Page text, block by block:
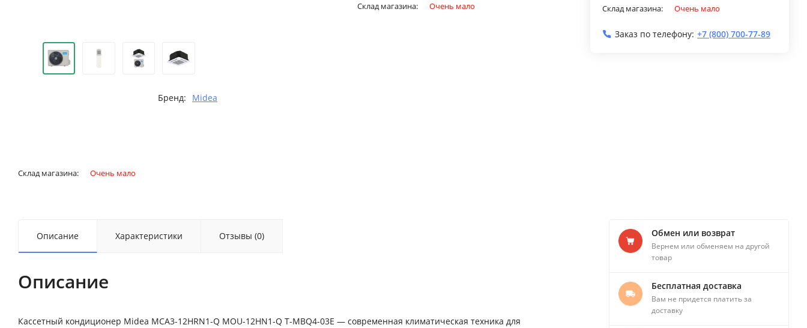
Бренд: Midea
Склад магазина: Очень мало Склад магазина: Очень мало
Заказ по телефону: +7 (800) 700-77-89
Склад магазина: Очень мало
Описание Характеристики Отзывы (0)
Описание
Кассетный кондиционер Midea MCA3-12HRN1-Q MOU-12HN1-Q T-MBQ4-03E — современная климатическая техника для
Обмен или возврат
Вернем или обменяем на другой
товар
Бесплатная доставка
Вам не придется платить за
доставку